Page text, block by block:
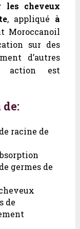
les cheveux
, appliqué à
Moroccanoil
sur des
d’autres
action est
racine de
germes de
de